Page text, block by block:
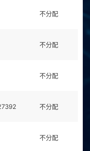
不分配
不分配
不分配
不分配
不分配